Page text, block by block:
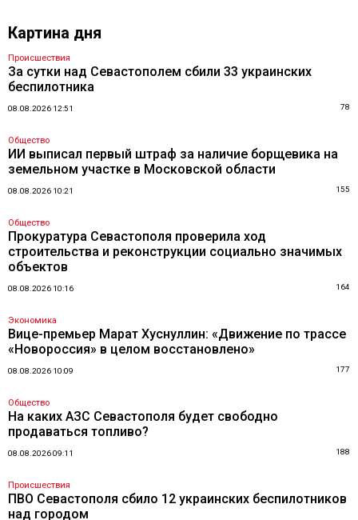
Картина дня
Происшествия
За сутки над Севастополем сбили 33 украинских
беспилотника
08.08.2026 12:51 78
Общество
ИИ выписал первый штраф за наличие борщевика на
земельном участке в Московской области
08.08.2026 10:21 155
Общество
Прокуратура Севастополя проверила ход
строительства и реконструкции социально значимых
объектов
08.08.2026 10:16 164
Экономика
Вице-премьер Марат Хуснуллин: «Движение по трассе
«Новороссия» в целом восстановлено»
08.08.2026 10:09 177
Общество
На каких АЗС Севастополя будет свободно
продаваться топливо?
08.08.2026 09:11 188
Происшествия
ПВО Севастополя сбило 12 украинских беспилотников
над городом